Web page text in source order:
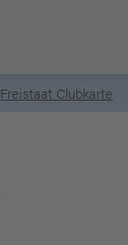
Freistaat Clubkarte